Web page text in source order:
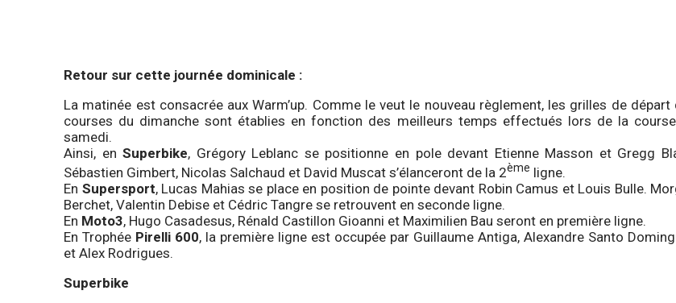
Retour sur cette journée dominicale :
La matinée est consacrée aux Warm’up. Comme le veut le nouveau règlement, les grilles de départ
courses du dimanche sont établies en fonction des meilleurs temps effectués lors de la
samedi.
Ainsi, enSuperbike, Grégory Leblanc se positionne en pole devant Etienne Masson et Gregg
Sébastien Gimbert, Nicolas Salchaud et David Muscat s’élanceront de la 2ème ligne.
En Supersport, Lucas Mahias se place en position de pointe devant Robin Camus et Louis Bulle.
Berchet, Valentin Debise et Cédric Tangre se retrouvent en seconde ligne.
En Moto3, Hugo Casadesus, Rénald Castillon Gioanni et Maximilien Bau seront en première ligne.
En Trophée Pirelli 600, la première ligne est occupée par Guillaume Antiga, Alexandre Santo
et Alex Rodrigues.
Superbike